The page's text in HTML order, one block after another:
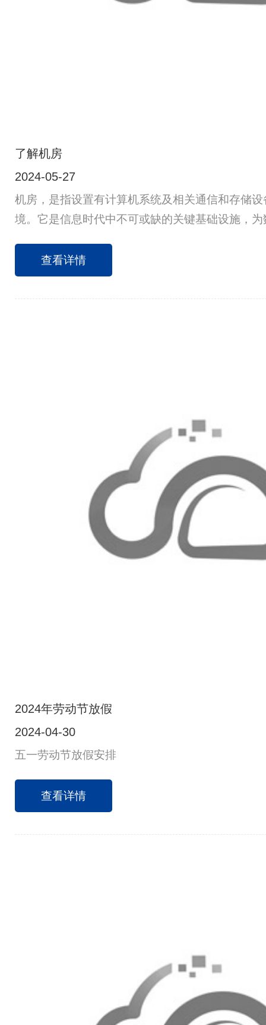
了解机房
2024-05-27
机房，是指设置有计算机系统及相关通信和存储
境。它是信息时代中不可或缺的关键基础设施，
分析：设计标准与建设要求：应遵循国家标准如
保机房的设计与建设满足特定的技术规范。机房
查看详情
2024年劳动节放假
2024-04-30
五一劳动节放假安排
查看详情